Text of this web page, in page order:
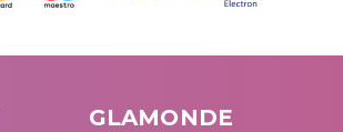
GLAMONDE